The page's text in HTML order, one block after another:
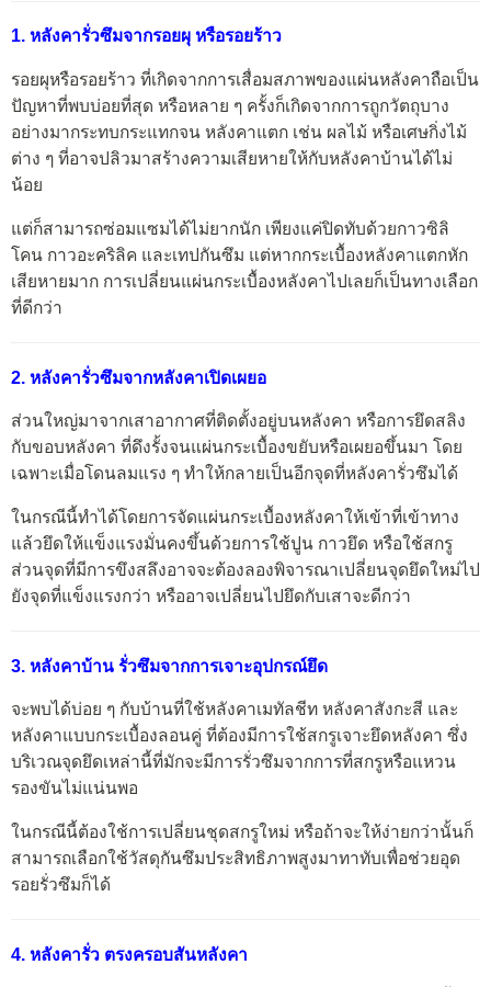
1. หลังคารั่วซึมจากรอยผุ หรือรอยร้าว
รอยผุหรือรอยร้าว ที่เกิดจากการเสื่อมสภาพของแผ่นหลังคาถือเป็น
ปัญหาที่พบบ่อยที่สุด หรือหลาย ๆ ครั้งก็เกิดจากการถูกวัตถุบาง
อย่างมากระทบกระแทกจน หลังคาแตก เช่น ผลไม้ หรือเศษกิ่งไม้
ต่าง ๆ ที่อาจปลิวมาสร้างความเสียหายให้กับหลังคาบ้านได้ไม่
น้อย
แต่ก็สามารถซ่อมแซมได้ไม่ยากนัก เพียงแค่ปิดทับด้วยกาวซิลิ
โคน กาวอะคริลิค และเทปกันซึม แต่หากกระเบื้องหลังคาแตกหัก
เสียหายมาก การเปลี่ยนแผ่นกระเบื้องหลังคาไปเลยก็เป็นทางเลือก
ที่ดีกว่า
2. หลังคารั่วซึมจากหลังคาเปิดเผยอ
ส่วนใหญ่มาจากเสาอากาศที่ติดตั้งอยู่บนหลังคา หรือการยึดสลิง
กับขอบหลังคา ที่ดึงรั้งจนแผ่นกระเบื้องขยับหรือเผยอขึ้นมา โดย
เฉพาะเมื่อโดนลมแรง ๆ ทำให้กลายเป็นอีกจุดที่หลังคารั่วซึมได้
ในกรณีนี้ทำได้โดยการจัดแผ่นกระเบื้องหลังคาให้เข้าที่เข้าทาง
แล้วยึดให้แข็งแรงมั่นคงขึ้นด้วยการใช้ปูน กาวยึด หรือใช้สกรู
ส่วนจุดที่มีการขึงสลึงอาจจะต้องลองพิจารณาเปลี่ยนจุดยึดใหม่ไป
ยังจุดที่แข็งแรงกว่า หรืออาจเปลี่ยนไปยึดกับเสาจะดีกว่า
3. หลังคาบ้าน รั่วซึมจากการเจาะอุปกรณ์ยึด
จะพบได้บ่อย ๆ กับบ้านที่ใช้หลังคาเมทัลชีท หลังคาสังกะสี และ
หลังคาแบบกระเบื้องลอนคู่ ที่ต้องมีการใช้สกรูเจาะยึดหลังคา ซึ่ง
บริเวณจุดยึดเหล่านี้ที่มักจะมีการรั่วซึมจากการที่สกรูหรือแหวน
รองขันไม่แน่นพอ
ในกรณีนี้ต้องใช้การเปลี่ยนชุดสกรูใหม่ หรือถ้าจะให้ง่ายกว่านั้นก็
สามารถเลือกใช้วัสดุกันซึมประสิทธิภาพสูงมาทาทับเพื่อช่วยอุด
รอยรั่วซึมก็ได้
4. หลังคารั่ว ตรงครอบสันหลังคา